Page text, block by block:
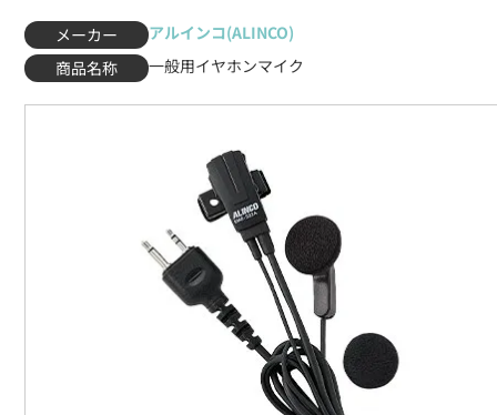
メーカー
アルインコ(ALINCO)
商品名称
一般用イヤホンマイク